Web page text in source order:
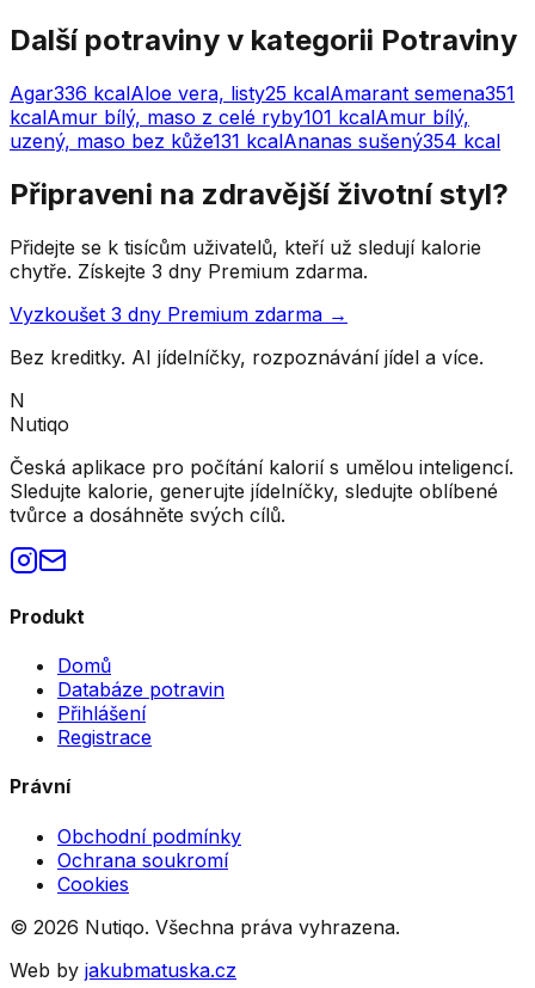
Další potraviny v kategorii Potraviny
Agar336 kcalAloe vera, listy25 kcalAmarant semena351
kcalAmur bílý, maso z celé ryby101 kcalAmur bílý,
uzený, maso bez kůže131 kcalAnanas sušený354 kcal
Připraveni na zdravější životní styl?
Přidejte se k tisícům uživatelů, kteří už sledují kalorie
chytře. Získejte 3 dny Premium zdarma.
Vyzkoušet 3 dny Premium zdarma →
Bez kreditky. AI jídelníčky, rozpoznávání jídel a více.
N
Nutiqo
Česká aplikace pro počítání kalorií s umělou inteligencí.
Sledujte kalorie, generujte jídelníčky, sledujte oblíbené
tvůrce a dosáhněte svých cílů.
Produkt
Domů
Databáze potravin
Přihlášení
Registrace
Právní
Obchodní podmínky
Ochrana soukromí
Cookies
© 2026 Nutiqo. Všechna práva vyhrazena.
Web by jakubmatuska.cz